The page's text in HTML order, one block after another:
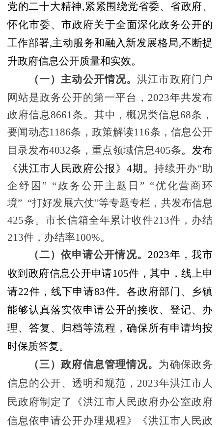
党的二十大精神,紧紧围绕党省委、 省政府、
怀化市委、市政府关于全面深化政务公开的
工作部署,主动服务和融入新发展格局,不断提
升政府信息公开质量和实效。
（一）主动公开情况。洪江市政府门户
网站是政务公开的第一平台， 2023年共发布
政府信息8661条。其中，概况类信息68条，
要闻动态1186条，政策解读116条，信息公开
目录发布4032条，重点领域信息405条。 发布
《洪江市人民政府公报》 4期 。 持续开办“助
企纾困 ” “政务公开主题日 ” “优化营商环
境” “打好发展六仗”等专题专栏， 共发布信息
425条。 市长信箱全年累计收件213件 ，办结
213件 ， 办结率100%。
（二）依申请公开情况。 2023年，我市
收到政府信息公开申请105件，其中，线上申
请22件 ， 线下申请83件。各政府部门 、
乡镇
能够认真落实依申请公开的接收、登记、办
理、答复、归档等流程，确保所有申请均按
时保质答复。
（三）政府信息管理情况。 为确保政务
信息的公开、透明和规范 ， 2023年洪江市人
民政府制定了《洪江市人民政府办公室政府
信息依申请公开办理规程》《洪江市人民政